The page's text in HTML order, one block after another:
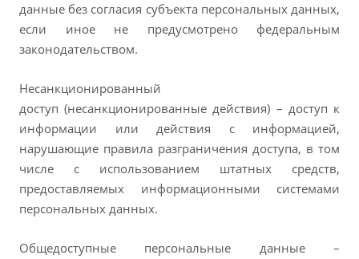
данные без согласия субъекта персональных данных,
если иное не предусмотрено федеральным
законодательством.
Несанкционированный
доступ (несанкционированные действия) – доступ к
информации или действия с информацией,
нарушающие правила разграничения доступа, в том
числе с использованием штатных средств,
предоставляемых информационными системами
персональных данных.
Общедоступные персональные данные –